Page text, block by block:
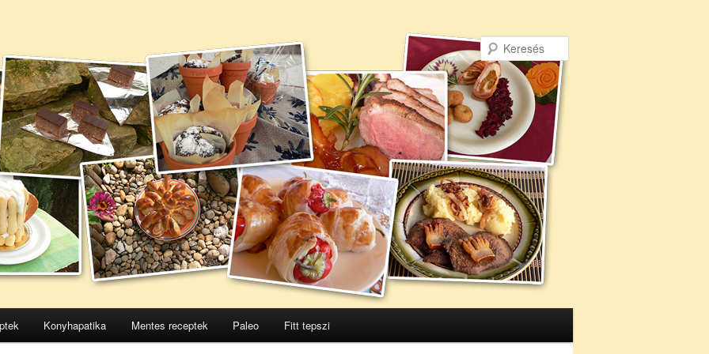
Konyhapatika Mentes receptek Paleo Fitt tepszi